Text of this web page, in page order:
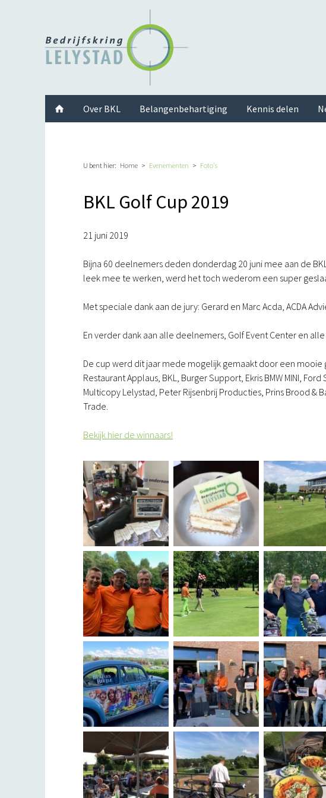
Twitter InstagramLinkedInYoutube
U bent hier: Home Evenementen Foto's
BKL Golf Cup 2019
21 juni 2019
Bijna 60 deelnemers deden donderdag 20 juni mee aan de
leek mee te werken, werd het toch wederom een super
Met speciale dank aan de jury: Gerard en Marc Acda, ACDA
En verder dank aan alle deelnemers, Golf Event Center en
De cup werd dit jaar mede mogelijk gemaakt door een
Restaurant Applaus, BKL, Burger Support, Ekris BMW MINI,
Multicopy Lelystad, Peter Rijsenbrij Producties, Prins Brood &
Trade.
Bekijk hier de winnaars!
Over BKL Belangenbehartiging Kennis delen